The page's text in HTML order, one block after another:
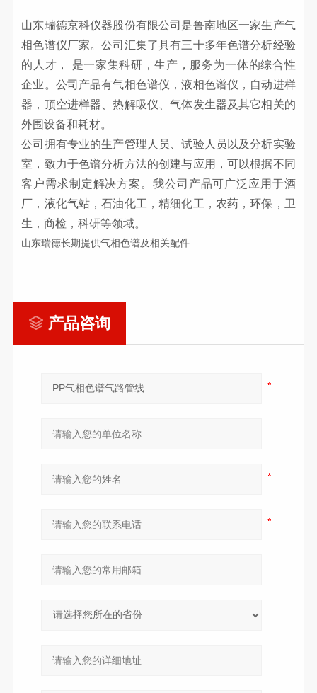
山东瑞德京科仪器股份有限公司是鲁南地区一家生产气
相色谱仪厂家。公司汇集了具有三十多年色谱分析经验
的人才，
是一家集科研，生产， 服务为一体的综合性
企业。公司产品有气相色谱仪，液相色谱仪，自动进样
器，顶空进样器、热解吸仪、气体发生器及其它相关的
外围设备和耗材。
公司拥有专业的生产管理人员、试验人员以及分析实验
室，致力于色谱分析方法的创建与应用，可以根据不同
客户需求制定解决方案。我公司产品可广泛应用于酒
厂，液化气站，石油化工，精细化工，农药，环保，卫
生，商检，科研等领域。
山东瑞德长期提供气相色谱及相关配件
产品咨询